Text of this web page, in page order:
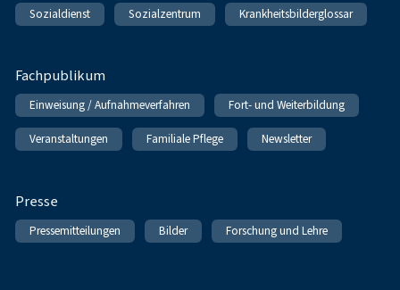
Sozialdienst Sozialzentrum Krankheitsbilderglossar
Fachpublikum
Einweisung / Aufnahmeverfahren Fort- und Weiterbildung
Veranstaltungen Familiale Pflege Newsletter
Presse
Pressemitteilungen Bilder Forschung und Lehre